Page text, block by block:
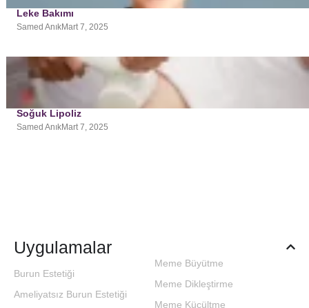
Leke Bakımı
Samed AnıkMart 7, 2025
Soğuk Lipoliz
Samed AnıkMart 7, 2025
Uygulamalar
Burun Estetiği
Ameliyatsız Burun Estetiği
Meme Büyütme
Meme Dikleştirme
Meme Küçültme